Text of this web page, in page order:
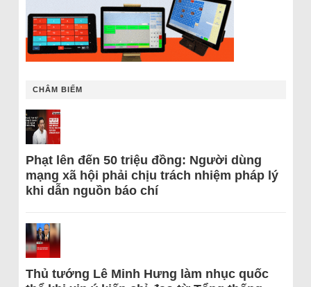
CHÂM BIẾM
Phạt lên đến 50 triệu đồng: Người dùng
mạng xã hội phải chịu trách nhiệm pháp lý
khi dẫn nguồn báo chí
Thủ tướng Lê Minh Hưng làm nhục quốc